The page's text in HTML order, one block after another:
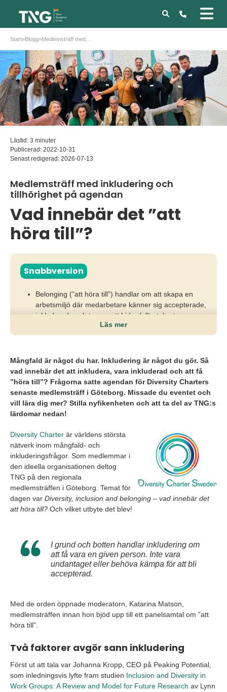
Start»Blogg»
Lästid: 3 minuter
Publicerad: 2022-10-31
Senast redigerad: 2026-07-13
Medlemsträff med inkludering och
tillhörighet på agendan
Vad innebär det ”att
höra till”?
Snabbversion
Belonging (”att höra till”) handlar om att skapa en
arbetsmiljö där medarbetare känner sig accepterade,
inkluderade och trygga att bidra fullt ut, bortom
representation och formell mångfald.
engagemanget, samarbetet försämras och
organisationer riskerar att tappa både prestation och
talanger.
Organisationer behöver arbeta aktivt med
inkluderande kultur, ledarskap och vardagliga
beteenden för att omvandla mångfald till verklig
Läs mer
Mångfald är något du har. Inkludering är något du gör. Så
vad innebär det att inkludera, vara inkluderad och att få
”höra till”? Frågorna satte agendan för Diversity Charters
senaste medlemsträff i Göteborg. Missade du eventet och
vill lära dig mer? Stilla nyfikenheten och att ta del av TNG:s
lärdomar nedan!
Diversity Charter är världens största
nätverk inom mångfald- och
inkluderingsfrågor. Som medlemmar i
den ideella organisationen deltog
TNG på den regionala
medlemsträffen i Göteborg. Temat för
dagen var Diversity, inclusion and belonging – vad innebär det
att höra till? Och vilket utbyte det blev!
I grund och botten handlar inkludering om
att få vara en given person. Inte vara
undantaget eller behöva kämpa för att bli
accepterad.
Med de orden öppnade moderatorn, Katarina Matson,
medlemsträffen innan hon bjöd upp till ett panelsamtal om ”att
höra till”.
Två faktorer avgör sann inkludering
Först ut att tala var Johanna Kropp, CEO på Peaking Potential,
som inledningsvis lyfte fram studien Inclusion and Diversity in
Work Groups: A Review and Model for Future Research av Lynn